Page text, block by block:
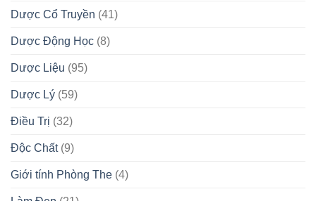
Dược Cổ Truyền (41)
Dược Động Học (8)
Dược Liệu (95)
Dược Lý (59)
Điều Trị (32)
Độc Chất(9)
Giới tính Phòng The (4)